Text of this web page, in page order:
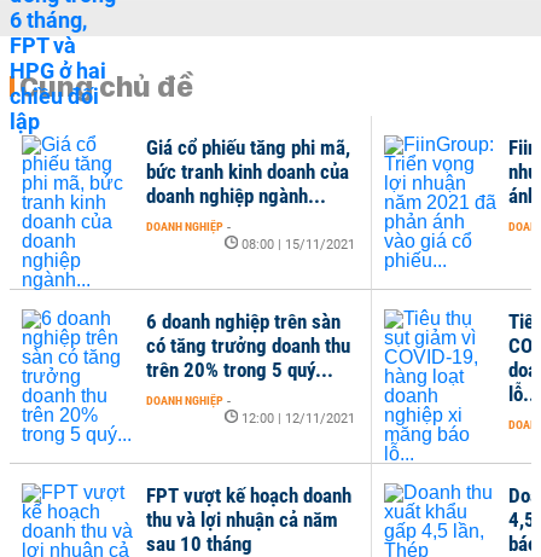
Cùng chủ đề
Giá cổ phiếu tăng phi mã,
bức tranh kinh doanh của
doanh nghiệp ngành...
DOANH NGHIỆP -
08:00 | 15/11/2021
6 doanh nghiệp trên sàn
có tăng trưởng doanh thu
trên 20% trong 5 quý...
DOANH NGHIỆP -
12:00 | 12/11/2021
FPT vượt kế hoạch doanh
thu và lợi nhuận cả năm
sau 10 tháng
lỗ...
4,5